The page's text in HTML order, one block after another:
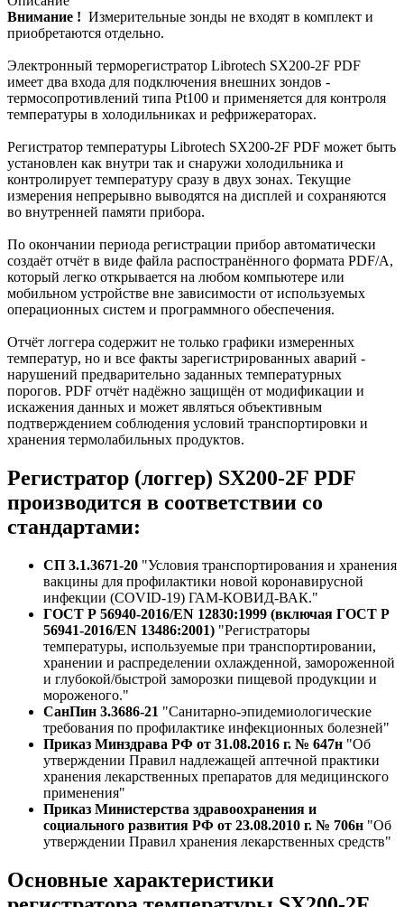
Внимание ! Измерительные зонды не входят в комплект и
приобретаются отдельно.
Электронный терморегистратор Librotech SX200-2F PDF
имеет два входа для подключения внешних зондов -
термосопротивлений типа Pt100 и применяется для контроля
температуры в холодильниках и рефрижераторах.
Регистратор температуры Librotech SX200-2F PDF может быть
установлен как внутри так и снаружи холодильника и
контролирует температуру сразу в двух зонах. Текущие
измерения непрерывно выводятся на дисплей и сохраняются
во внутренней памяти прибора.
По окончании периода регистрации прибор автоматически
создаёт отчёт в виде файла распостранённого формата PDF/A,
который легко открывается на любом компьютере или
мобильном устройстве вне зависимости от используемых
операционных систем и программного обеспечения.
Отчёт логгера содержит не только графики измеренных
температур, но и все факты зарегистрированных аварий -
нарушений предварительно заданных температурных
порогов. PDF отчёт надёжно защищён от модификации и
искажения данных и может являться объективным
подтверждением соблюдения условий транспортировки и
хранения термолабильных продуктов.
Регистратор (логгер) SX200-2F PDF
производится в соответствии со
стандартами:
СП 3.1.3671-20 "Условия транспортирования и хранения
вакцины для профилактики новой коронавирусной
инфекции (COVID-19) ГАМ-КОВИД-ВАК."
ГОСТ Р 56940-2016/EN 12830:1999 (включая ГОСТ Р
56941-2016/EN 13486:2001) "Регистраторы
температуры, используемые при транспортировании,
хранении и распределении охлажденной, замороженной
и глубокой/быстрой заморозки пищевой продукции и
мороженого."
СанПин 3.3686-21 "Санитарно-эпидемиологические
требования по профилактике инфекционных болезней"
Приказ Минздрава РФ от 31.08.2016 г. № 647н "Об
утверждении Правил надлежащей аптечной практики
хранения лекарственных препаратов для медицинского
применения"
Приказ Министерства здравоохранения и
социального развития РФ от 23.08.2010 г. № 706н "Об
утверждении Правил хранения лекарственных средств"
Основные характеристики